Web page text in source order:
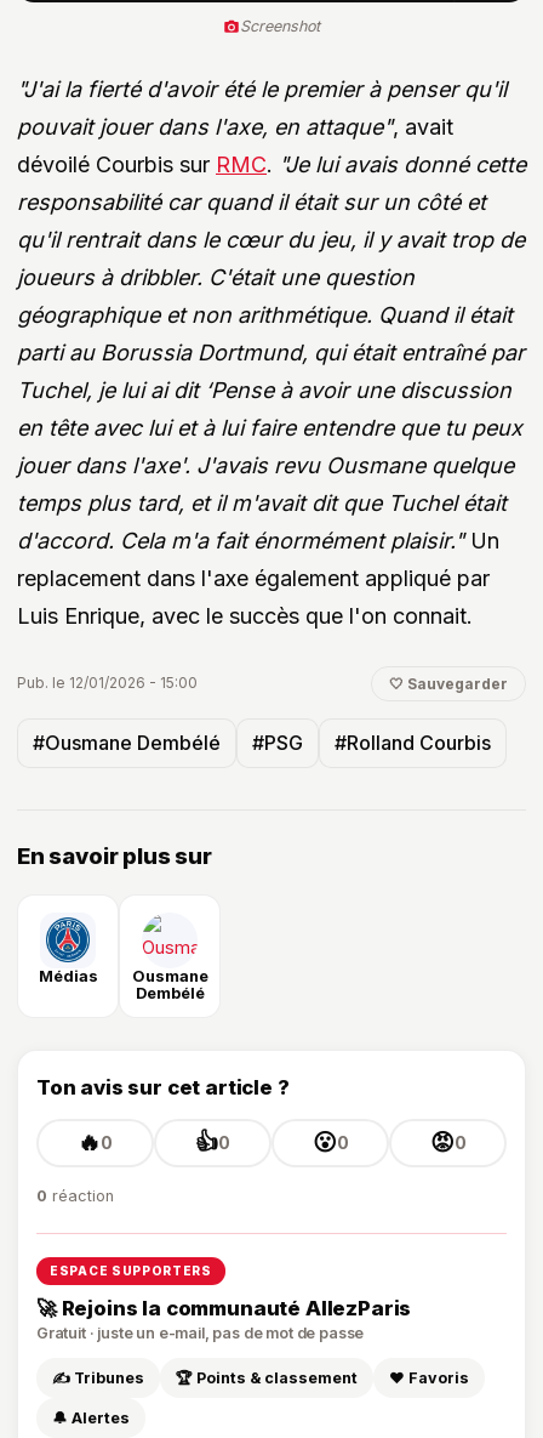
Screenshot
"J'ai la fierté d'avoir été le premier à penser qu'il
pouvait jouer dans l'axe, en attaque", avait
dévoilé Courbis sur RMC. "Je lui avais donné cette
responsabilité car quand il était sur un côté et
qu'il rentrait dans le cœur du jeu, il y avait trop de
joueurs à dribbler. C'était une question
géographique et non arithmétique. Quand il était
parti au Borussia Dortmund, qui était entraîné par
Tuchel, je lui ai dit ‘Pense à avoir une discussion
en tête avec lui et à lui faire entendre que tu peux
jouer dans l'axe'. J'avais revu Ousmane quelque
temps plus tard, et il m'avait dit que Tuchel était
d'accord. Cela m'a fait énormément plaisir." Un
replacement dans l'axe également appliqué par
Luis Enrique, avec le succès que l'on connait.
Pub. le 12/01/2026 - 15:00 🤍 Sauvegarder
#Ousmane Dembélé #PSG #Rolland Courbis
En savoir plus sur
Médias
Ousmane
Dembélé
Ton avis sur cet article ?
🔥0 👍0 😮0 😡0
0 réaction
ESPACE SUPPORTERS
🚀 Rejoins la communauté AllezParis
Gratuit · juste un e-mail, pas de mot de passe
✍️ Tribunes 🏆 Points & classement ❤️ Favoris
🔔 Alertes